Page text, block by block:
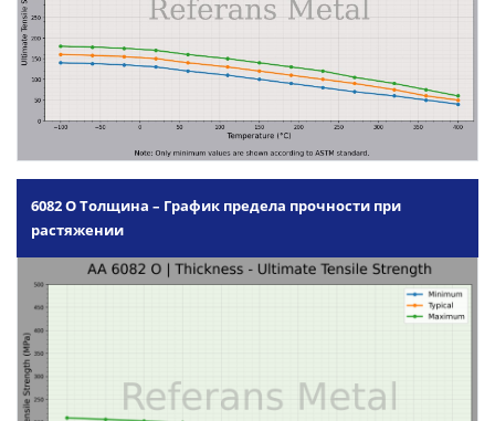
6082 O Толщина – График предела прочности при
растяжении